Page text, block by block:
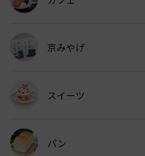
京みやげ
スイーツ
パン